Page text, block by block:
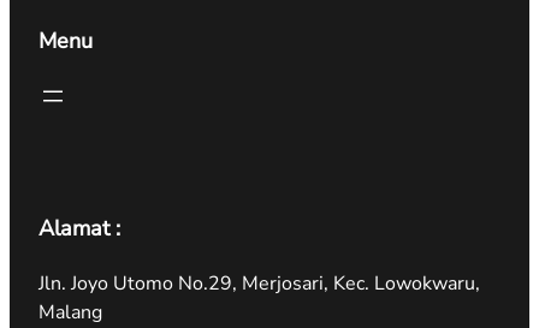
Menu
Alamat :
Jln. Joyo Utomo No.29, Merjosari, Kec. Lowokwaru,
Malang